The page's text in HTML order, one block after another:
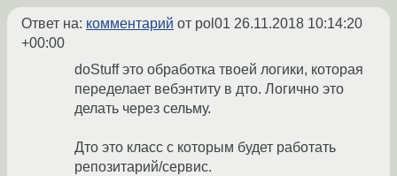
Ответ на: комментарий от pol01 26.11.2018 10:14:20
+00:00
doStuff это обработка твоей логики, которая
переделает вебэнтиту в дто. Логично это
делать через сельму.
Дто это класс с которым будет работать
репозитарий/сервис.